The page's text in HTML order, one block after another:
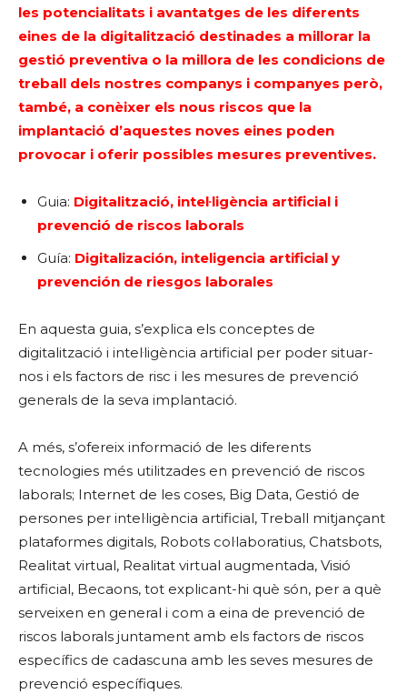
les potencialitats i avantatges de les diferents
eines de la digitalització destinades a millorar la
gestió preventiva o la millora de les condicions de
treball dels nostres companys i companyes però,
també, a conèixer els nous riscos que la
implantació d’aquestes noves eines poden
provocar i oferir possibles mesures preventives.
Guia: Digitalització, intel·ligència artificial i
prevenció de riscos laborals
Guía: Digitalización, inteligencia artificial y
prevención de riesgos laborales
En aquesta guia, s’explica els conceptes de
digitalització i intel·ligència artificial per poder situar-
nos i els factors de risc i les mesures de prevenció
generals de la seva implantació.
A més, s’ofereix informació de les diferents
tecnologies més utilitzades en prevenció de riscos
laborals; Internet de les coses, Big Data, Gestió de
persones per intel·ligència artificial, Treball mitjançant
plataformes digitals, Robots col·laboratius, Chatsbots,
Realitat virtual, Realitat virtual augmentada, Visió
artificial, Becaons, tot explicant-hi què són, per a què
serveixen en general i com a eina de prevenció de
riscos laborals juntament amb els factors de riscos
específics de cadascuna amb les seves mesures de
prevenció específiques.